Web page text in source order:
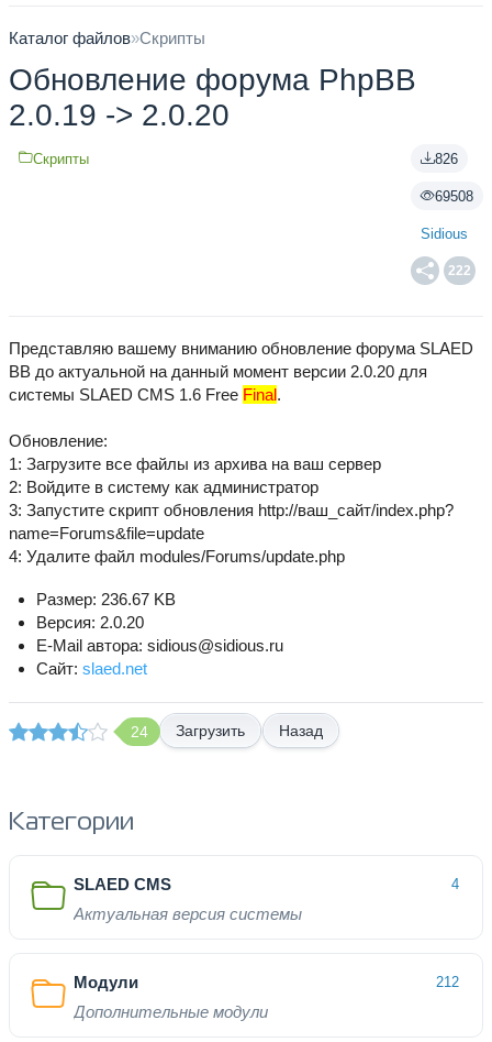
Каталог файлов»Скрипты
Обновление форума PhpBB
2.0.19 -> 2.0.20
826
69508
Sidious
222
Скрипты
Представляю вашему вниманию обновление форума SLAED
BB до актуальной на данный момент версии 2.0.20 для
системы SLAED CMS 1.6 Free Final.
Обновление:
1: Загрузите все файлы из архива на ваш сервер
2: Войдите в систему как администратор
3: Запустите скрипт обновления http://ваш_сайт/index.php?
name=Forums&file=update
4: Удалите файл modules/Forums/update.php
Размер: 236.67 KB
Версия: 2.0.20
E-Mail автора: sidious@sidious.ru
Сайт: slaed.net
24 Назад
Категории
SLAED CMS 4
Актуальная версия системы
Модули 212
Дополнительные модули